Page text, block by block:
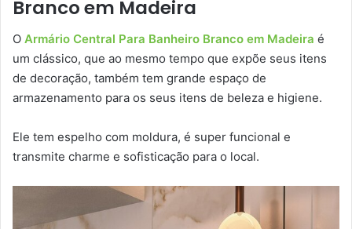
Branco em Madeira
O Armário Central Para Banheiro Branco em Madeira é
um clássico, que ao mesmo tempo que expõe seus itens
de decoração, também tem grande espaço de
armazenamento para os seus itens de beleza e higiene.
Ele tem espelho com moldura, é super funcional e
transmite charme e sofisticação para o local.